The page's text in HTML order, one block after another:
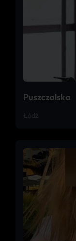
Puszczalska
Łódź